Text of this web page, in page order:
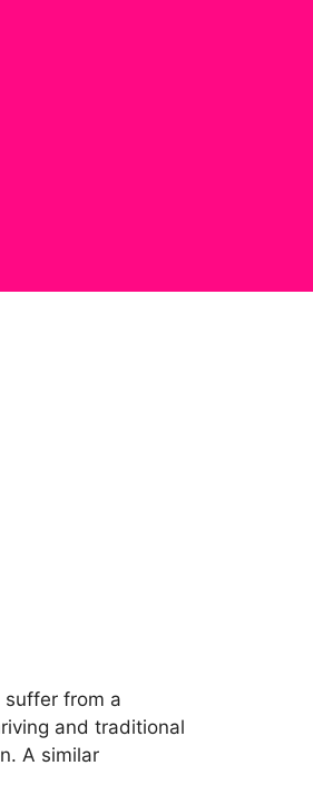
suffer from a
and traditional
A similar